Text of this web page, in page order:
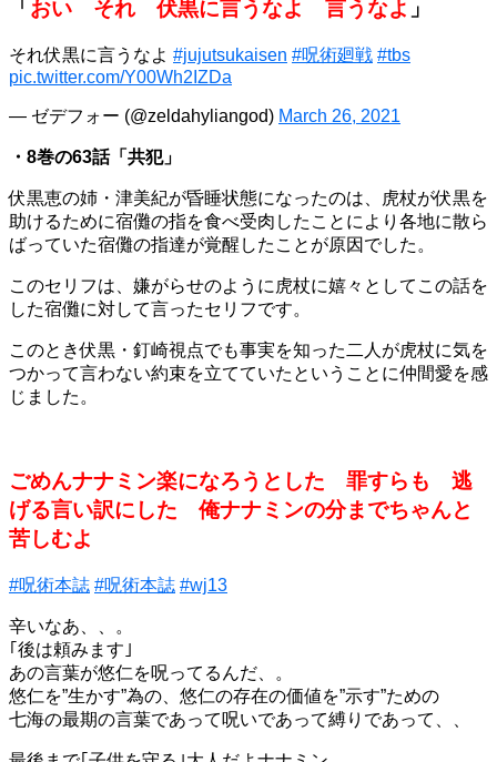
「 おい それ 伏黒に言うなよ 言うなよ 」
それ伏黒に言うなよ #jujutsukaisen #呪術廻戦 #tbs
pic.twitter.com/Y00Wh2IZDa
— ゼデフォー (@zeldahyliangod) March 26, 2021
・8巻の63話「共犯」
伏黒恵の姉・津美紀が昏睡状態になったのは、虎杖が伏黒を
助けるために宿儺の指を食べ受肉したことにより各地に散ら
ばっていた宿儺の指達が覚醒したことが原因でした。
このセリフは、嫌がらせのように虎杖に嬉々としてこの話を
した宿儺に対して言ったセリフです。
このとき伏黒・釘崎視点でも事実を知った二人が虎杖に気を
つかって言わない約束を立てていたということに仲間愛を感
じました。
ごめんナナミン楽になろうとした 罪すらも 逃
げる言い訳にした 俺ナナミンの分までちゃんと
苦しむよ
#呪術本誌 #呪術本誌 #wj13
辛いなあ、、。
｢後は頼みます｣
あの言葉が悠仁を呪ってるんだ、。
悠仁を”生かす”為の、悠仁の存在の価値を”示す”ための
七海の最期の言葉であって呪いであって縛りであって、、